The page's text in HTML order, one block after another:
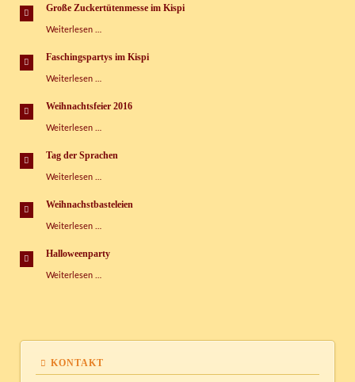
Tag
Kinderspielhaus
Große Zuckertütenmesse im Kispi
Weiterlesen …
im
Faschingspartys im Kispi
Weiterlesen …
Kispi
Weihnachtsfeier 2016
Weiterlesen …
Tag der Sprachen
Weiterlesen …
Sprachen
Weihnachstbasteleien
Weiterlesen …
Halloweenparty
Weiterlesen …
KONTAKT